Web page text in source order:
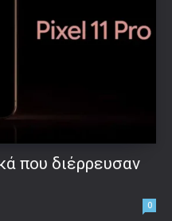
που διέρρευσαν
0